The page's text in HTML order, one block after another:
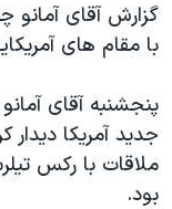
گزارش آقای آمانو
با مقام های
پنجشنبه آقای
جدید آمریکا دیدار
ملاقات با رکس
بود.